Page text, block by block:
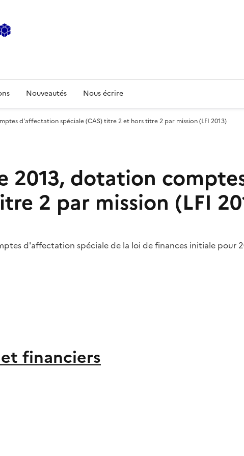
Nouveautés Nous écrire
d'affectation spéciale (CAS) titre 2 et hors titre 2 par mission (LFI 2013)
2013, dotation
2 par mission (LFI
d'affectation spéciale de la loi de finances initiale pour
financiers